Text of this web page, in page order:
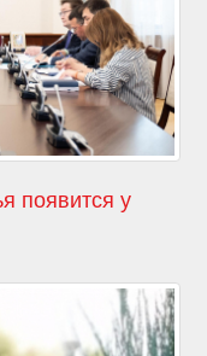
появится у